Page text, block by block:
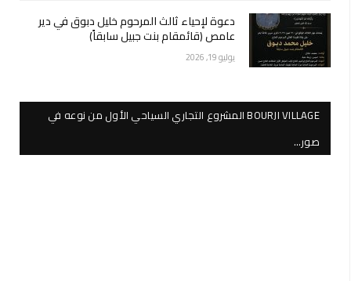
دعوة لإحياء ثالث المرحوم خليل دبوق في دير
عامص (قائمقام بنت جبيل سابقاً)
يوليو 19, 2026
BOURJI VILLAGE المشروع التجاري السياحي الأول من نوعه في
صور…